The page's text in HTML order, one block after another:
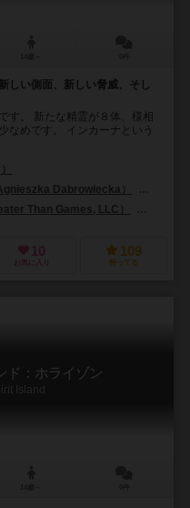
しい側面、新しい脅威、そし
す。 新たな精霊が８体、様相
なめです。 インカーナという
Dabrowiecka）
Than Games, LLC）
10
お気に入り
109
持ってる
ド：ホライゾン
Island